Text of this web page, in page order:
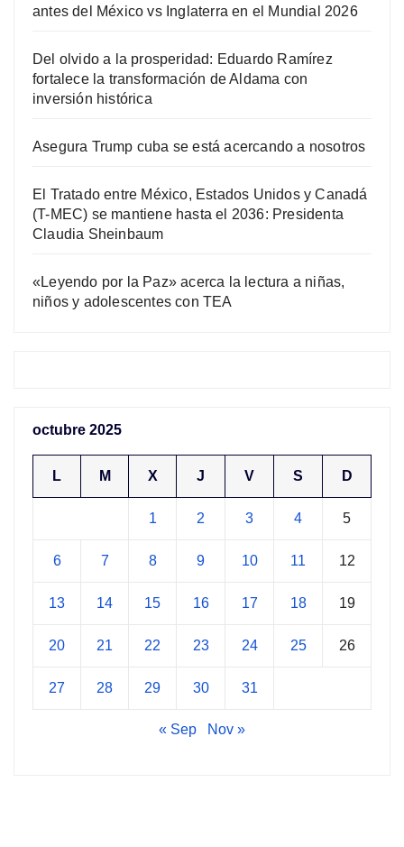
antes del México vs Inglaterra en el Mundial 2026
Del olvido a la prosperidad: Eduardo Ramírez
fortalece la transformación de Aldama con
inversión histórica
Asegura Trump cuba se está acercando a nosotros
El Tratado entre México, Estados Unidos y Canadá
(T-MEC) se mantiene hasta el 2036: Presidenta
Claudia Sheinbaum
«Leyendo por la Paz» acerca la lectura a niñas,
niños y adolescentes con TEA
octubre 2025
L M X J V S D
1 2 3 4 5
6 7 8 9 10 11 12
13 14 15 16 17 18 19
20 21 22 23 24 25 26
27 28 29 30 31
« Sep Nov »